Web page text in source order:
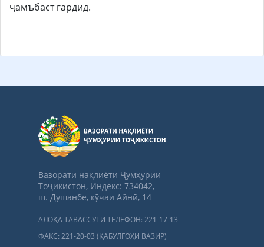
ҷамъбаст гардид.
Вазорати нақлиёти Ҷумҳурии
Тоҷикистон, Индекс: 734042,
ш. Душанбе, кӯчаи Айнӣ, 14
АЛОҚА ТАВАССУТИ ТЕЛЕФОН: 221-17-13
ФАКС: 221-20-03 (ҚАБУЛГОҲИ ВАЗИР)